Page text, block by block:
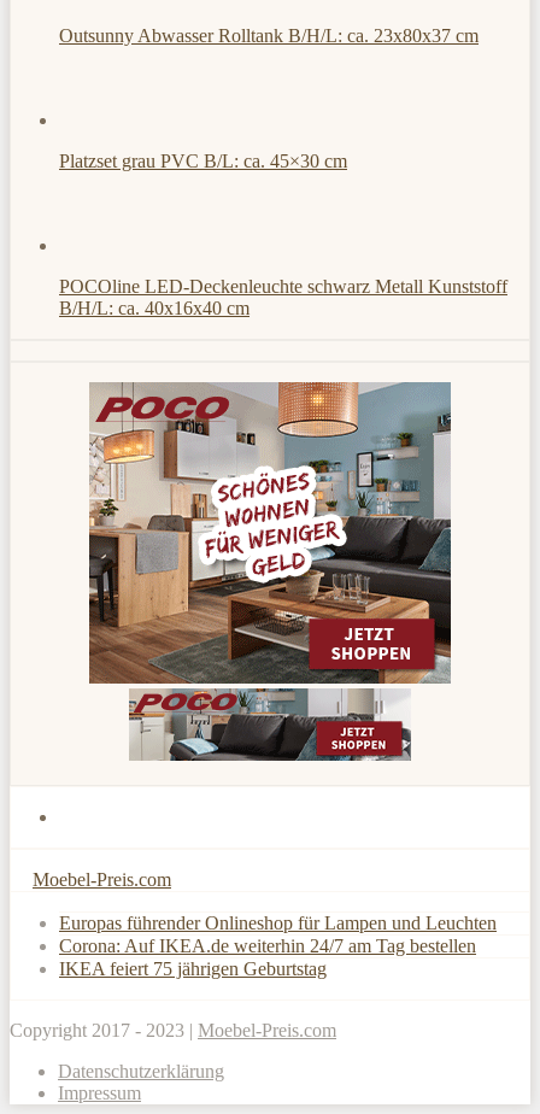
Outsunny Abwasser Rolltank B/H/L: ca. 23x80x37 cm
Platzset grau PVC B/L: ca. 45×30 cm
POCOline LED-Deckenleuchte schwarz Metall Kunststoff
B/H/L: ca. 40x16x40 cm
Moebel-Preis.com
Europas führender Onlineshop für Lampen und Leuchten
Corona: Auf IKEA.de weiterhin 24/7 am Tag bestellen
IKEA feiert 75 jährigen Geburtstag
Copyright 2017 - 2023 | Moebel-Preis.com
Datenschutzerklärung
Impressum